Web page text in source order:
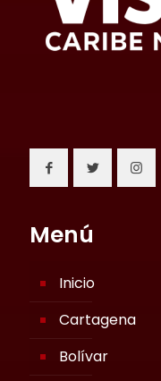
Menú
Inicio
Cartagena
Bolívar